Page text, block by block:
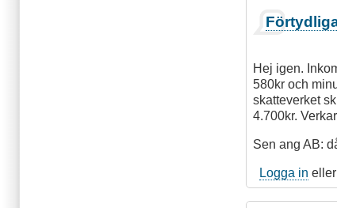
Hej igen.
580kr och
skatteverket
4.700kr.
Sen ang AB:
Logga in eller